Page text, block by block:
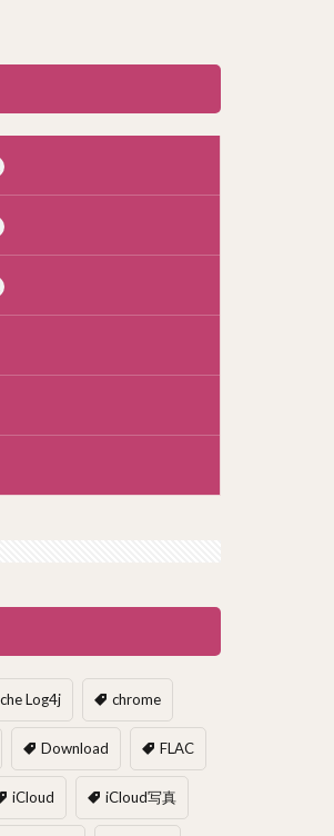
Log4j chrome
Download FLAC
iCloud iCloud写真